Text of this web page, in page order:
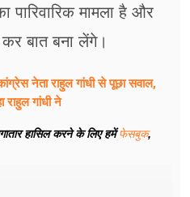
पारिवारिक मामला है और
बात बना लेंगे।
नेता राहुल गांधी से पूछा सवाल,
राहुल गांधी ने
हासिल करने के लिए हमेंफेसबुक,